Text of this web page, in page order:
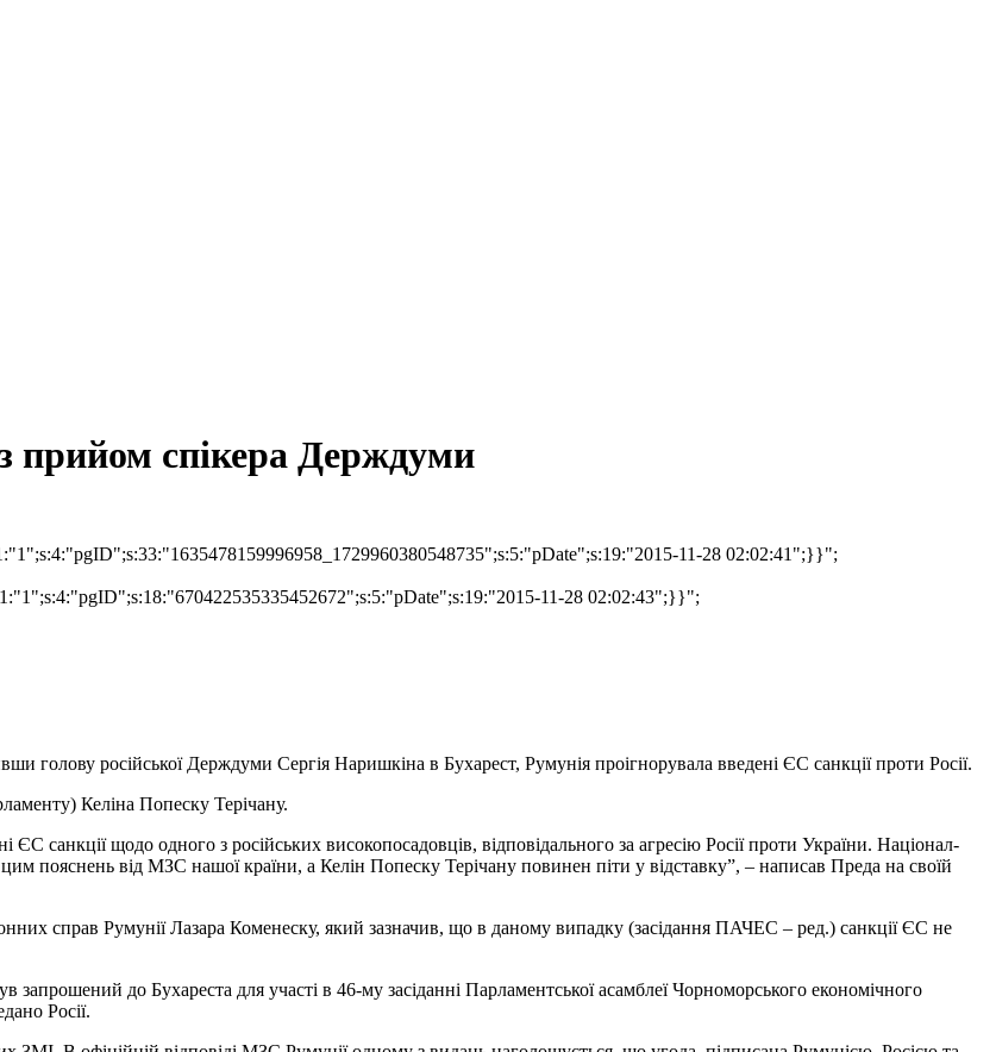
прийом спікера Держдуми
11-28 02:02:41";}}";
11-28 02:02:43";}}";
голову російської Держдуми Сергія Наришкіна в Бухарест, Румунія проігнорувала введені ЄС санкції проти Росії.
Келіна Попеску Терічану.
санкції щодо одного з російських високопосадовців, відповідального за агресію Росії проти України. Націонал-
цим пояснень від МЗС нашої країни, а Келін Попеску Терічану повинен піти у відставку”, – написав Преда на своїй
справ Румунії Лазара Коменеску, який зазначив, що в даному випадку (засідання ПАЧЕС – ред.) санкції ЄС не
до Бухареста для участі в 46-му засіданні Парламентської асамблеї Чорноморського економічного
Росії.